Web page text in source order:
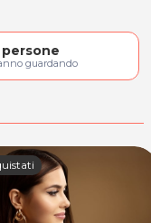
persone
guardando